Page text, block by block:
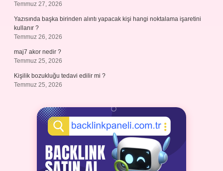
Temmuz 27, 2026
Yazısında başka birinden alıntı yapacak kişi hangi noktalama işaretini
kullanır ?
Temmuz 26, 2026
maj7 akor nedir ?
Temmuz 25, 2026
Kişilik bozukluğu tedavi edilir mi ?
Temmuz 25, 2026